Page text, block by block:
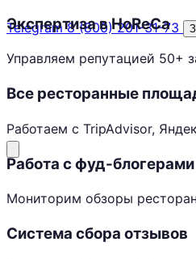
Telegram8 (800) 201-31-73
Экспертиза в HoReCa
Управляем репутацией 50+
Все ресторанные
Работаем с TripAdvisor,
Работа с фуд-блогерами
Мониторим обзоры
Система сбора отзывов